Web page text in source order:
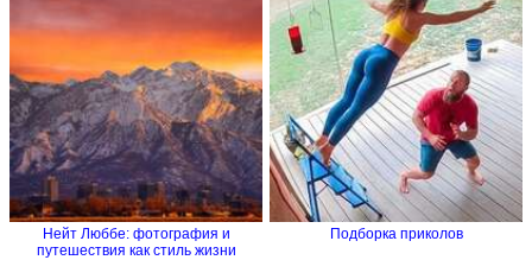
Нейт Люббе: фотография и
путешествия как стиль жизни
Подборка приколов